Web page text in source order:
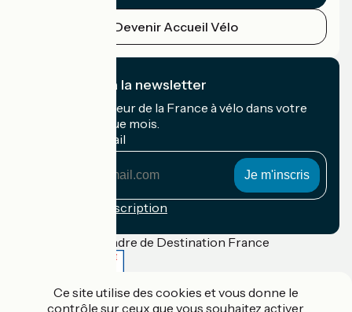
Devenir Accueil Vélo
Je m'abonne à la newsletter
Recevez le meilleur de la France à vélo dans votre
boîte mail chaque mois.
Mon adresse mail
Conditions d'inscription
Financé dans le cadre de Destination France
Ce site utilise des cookies et vous donne le
contrôle sur ceux que vous souhaitez activer